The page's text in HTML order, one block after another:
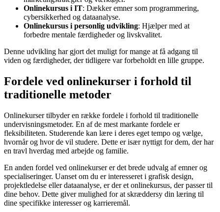
Onlinekursus i IT: Dækker emner som programmering,
cybersikkerhed og dataanalyse.
Onlinekursus i personlig udvikling: Hjælper med at
forbedre mentale færdigheder og livskvalitet.
Denne udvikling har gjort det muligt for mange at få adgang til
viden og færdigheder, der tidligere var forbeholdt en lille gruppe.
Fordele ved onlinekurser i forhold til
traditionelle metoder
Onlinekurser tilbyder en række fordele i forhold til traditionelle
undervisningsmetoder. En af de mest markante fordele er
fleksibiliteten. Studerende kan lære i deres eget tempo og vælge,
hvornår og hvor de vil studere. Dette er især nyttigt for dem, der har
en travl hverdag med arbejde og familie.
En anden fordel ved onlinekurser er det brede udvalg af emner og
specialiseringer. Uanset om du er interesseret i grafisk design,
projektledelse eller dataanalyse, er der et onlinekursus, der passer til
dine behov. Dette giver mulighed for at skræddersy din læring til
dine specifikke interesser og karrieremål.